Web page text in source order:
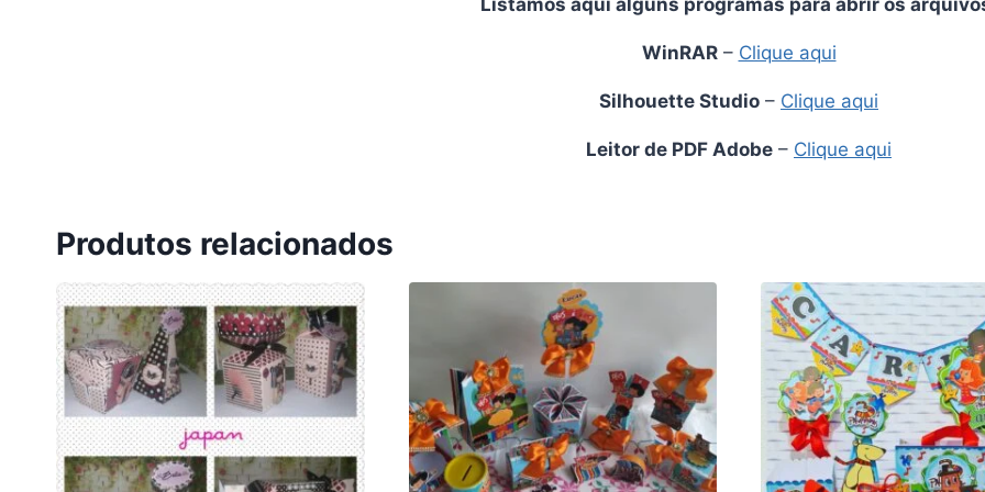
Listamos aqui alguns programas para abrir os
WinRAR– Clique aqui
Silhouette Studio – Clique aqui
Leitor de PDF Adobe – Clique aqui
Produtos relacionados